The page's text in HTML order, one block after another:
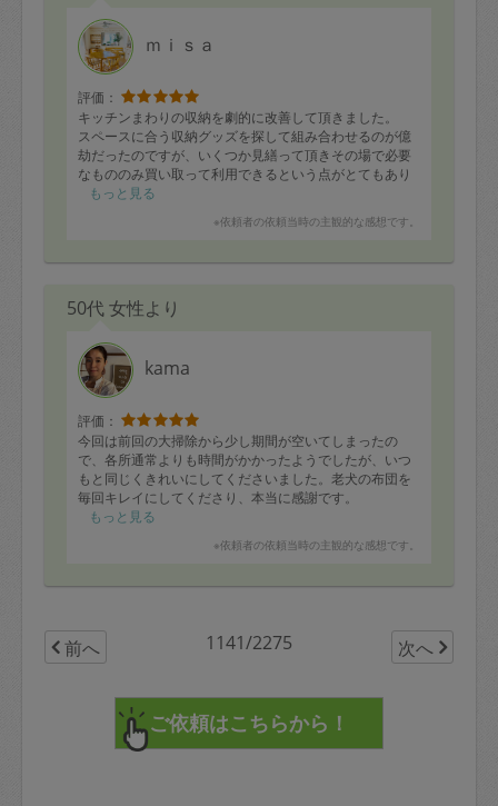
ｍｉｓａ
評価：
キッチンまわりの収納を劇的に改善して頂きました。
スペースに合う収納グッズを探して組み合わせるのが億
劫だったのですが、いくつか見繕って頂きその場で必要
なもののみ買い取って利用できるという点がとてもあり
がたかったです。おかげ様で「とりあえず収納グッズを
う事もなくすっきり利用できるようになりました。
良い配置を提案・実施頂き、料理をするのも少し楽しく
ラベルも作成して頂き、「これはここに戻す」といった
もできるようになりました。
引き続き他の場所でもお願いする予定です。
もっと見る
※依頼者の依頼当時の主観的な感想です。
50代 女性より
kama
評価：
今回は前回の大掃除から少し期間が空いてしまったの
で、各所通常よりも時間がかかったようでしたが、いつ
もと同じくきれいにしてくださいました。老犬の布団を
毎回キレイにしてくださり、本当に感謝です。
もっと見る
※依頼者の依頼当時の主観的な感想です。
前へ 1141/2275 次へ